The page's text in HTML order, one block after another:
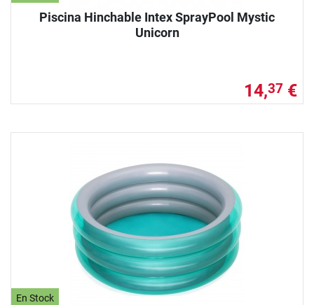
Piscina Hinchable Intex SprayPool Mystic
Unicorn
14,37 €
En Stock